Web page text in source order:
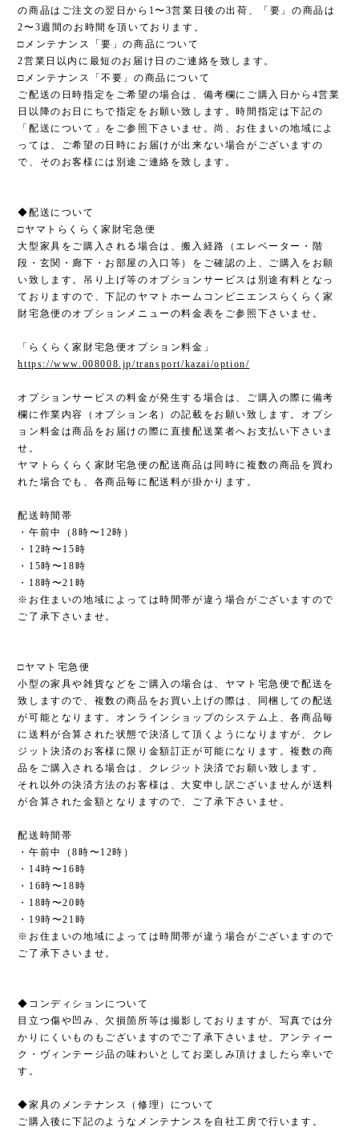
の商品はご注文の翌日から1〜3営業日後の出荷、「要」の商品は
2〜3週間のお時間を頂いております。
□メンテナンス「要」の商品について
2営業日以内に最短のお届け日のご連絡を致します。
□メンテナンス「不要」の商品について
ご配送の日時指定をご希望の場合は、備考欄にご購入日から4営業
日以降のお日にちで指定をお願い致します。時間指定は下記の
「配送について」をご参照下さいませ。尚、お住まいの地域によ
っては、ご希望の日時にお届けが出来ない場合がございますの
で、そのお客様には別途ご連絡を致します。
◆配送について
□ヤマトらくらく家財宅急便
大型家具をご購入される場合は、搬入経路（エレベーター・階
段・玄関・廊下・お部屋の入口等）をご確認の上、ご購入をお願
い致します。吊り上げ等のオプションサービスは別途有料となっ
ておりますので、下記のヤマトホームコンビニエンスらくらく家
財宅急便のオプションメニューの料金表をご参照下さいませ。
「らくらく家財宅急便オプション料金」
https://www.008008.jp/transport/kazai/option/
オプションサービスの料金が発生する場合は、ご購入の際に備考
欄に作業内容（オプション名）の記載をお願い致します。オプシ
ョン料金は商品をお届けの際に直接配送業者へお支払い下さいま
せ。
ヤマトらくらく家財宅急便の配送商品は同時に複数の商品を買わ
れた場合でも、各商品毎に配送料が掛かります。
配送時間帯
・午前中（8時〜12時）
・12時〜15時
・15時〜18時
・18時〜21時
※お住まいの地域によっては時間帯が違う場合がございますので
ご了承下さいませ。
□ヤマト宅急便
小型の家具や雑貨などをご購入の場合は、ヤマト宅急便で配送を
致しますので、複数の商品をお買い上げの際は、同梱しての配送
が可能となります。オンラインショップのシステム上、各商品毎
に送料が合算された状態で決済して頂くようになりますが、クレ
ジット決済のお客様に限り金額訂正が可能になります。複数の商
品をご購入される場合は、クレジット決済でお願い致します。
それ以外の決済方法のお客様は、大変申し訳ございませんが送料
が合算された金額となりますので、ご了承下さいませ。
配送時間帯
・午前中（8時〜12時）
・14時〜16時
・16時〜18時
・18時〜20時
・19時〜21時
※お住まいの地域によっては時間帯が違う場合がございますので
ご了承下さいませ。
◆コンディションについて
目立つ傷や凹み、欠損箇所等は撮影しておりますが、写真では分
かりにくいものもございますのでご了承下さいませ。アンティー
ク・ヴィンテージ品の味わいとしてお楽しみ頂けましたら幸いで
す。
◆家具のメンテナンス（修理）について
ご購入後に下記のようなメンテナンスを自社工房で行います。